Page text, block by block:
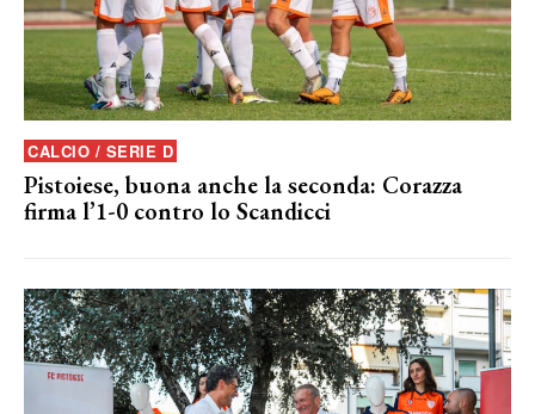
CALCIO / SERIE D
Pistoiese, buona anche la seconda: Corazza
firma l’1-0 contro lo Scandicci